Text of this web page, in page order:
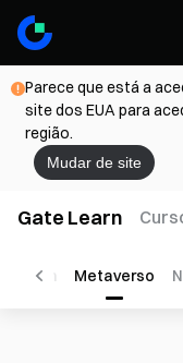
Parece que está a
site dos EUA para
região.
Mudar de site
Gate Learn
Metaverso